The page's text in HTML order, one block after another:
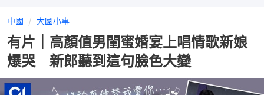
中國 大國小事
有片｜高顏值男閨蜜婚宴上唱情歌新娘
爆哭 新郎聽到這句臉色大變